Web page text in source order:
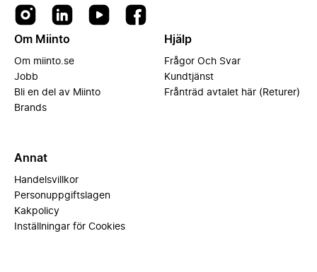
Om Miinto
Om miinto.se
Jobb
Bli en del av Miinto
Brands
Hjälp
Frågor Och Svar
Kundtjänst
Frånträd avtalet här (Returer)
Annat
Handelsvillkor
Personuppgiftslagen
Kakpolicy
Inställningar för Cookies